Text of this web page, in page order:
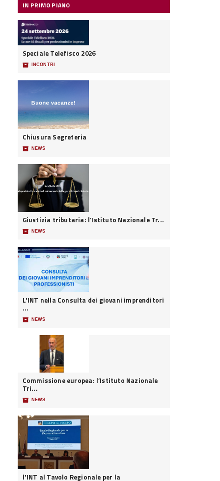
IN PRIMO PIANO
Speciale Telefisco 2026
📦 INCONTRI
Chiusura Segreteria
📦 NEWS
Giustizia tributaria: l’Istituto Nazionale Tr...
📦 NEWS
L'INT nella Consulta dei giovani imprenditori
...
📦 NEWS
Commissione europea: l’Istituto Nazionale
Tri...
📦 NEWS
l'INT al Tavolo Regionale per la